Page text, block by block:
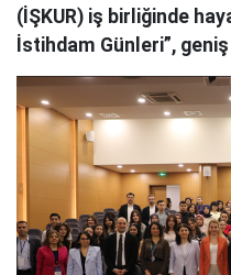
(İŞKUR) iş birliğinde
İstihdam Günleri”,